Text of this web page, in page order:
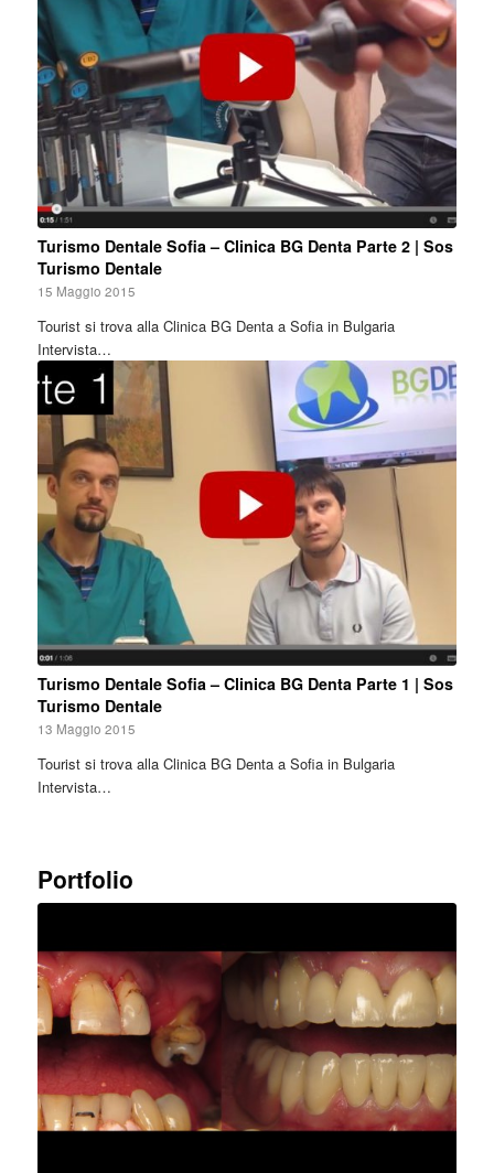
Turismo Dentale Sofia – Clinica BG Denta Parte 2 | Sos
Turismo Dentale
15 Maggio 2015
Tourist si trova alla Clinica BG Denta a Sofia in Bulgaria
Intervista…
Turismo Dentale Sofia – Clinica BG Denta Parte 1 | Sos
Turismo Dentale
13 Maggio 2015
Tourist si trova alla Clinica BG Denta a Sofia in Bulgaria
Intervista…
Portfolio